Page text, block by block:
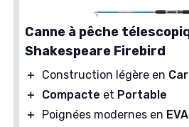
Canne à pêche
Shakespeare Firebird
＋ Construction légère en
＋
Compacte et Portable
＋
Poignées modernes en EVA